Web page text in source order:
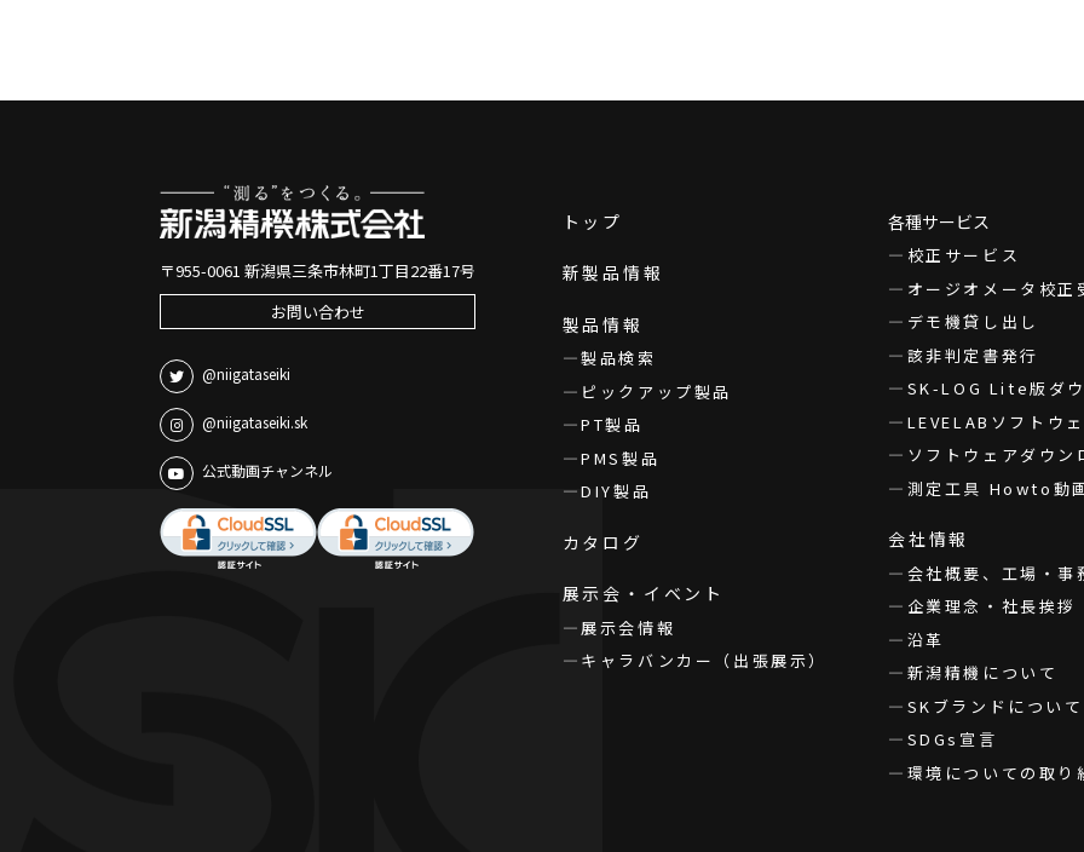
〒955-0061 新潟県三条市林町1丁目22番17号
お問い合わせ
@niigataseiki
@niigataseiki.sk
公式動画チャンネル
トップ
新製品情報
製品情報
製品検索
ピックアップ製品
PT製品
PMS製品
DIY製品
カタログ
展示会・イベント
展示会情報
キャラバンカー（出張展示）
各種サービス
校正サービス
オージオメータ校正
デモ機貸し出し
該非判定書発行
SK-LOG Lite版ダウ
LEVELABソフトウ
ソフトウェアダウン
測定工具 Howto動
会社情報
会社概要、工場・事
企業理念・社長挨拶
沿革
新潟精機について
SKブランドについて
SDGs宣言
環境についての取り